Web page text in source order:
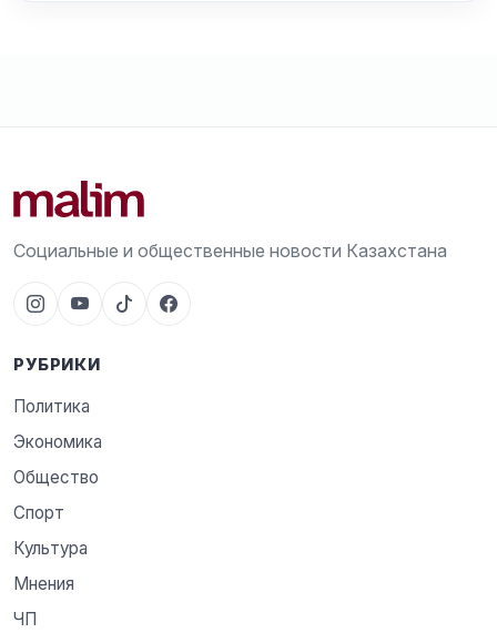
Социальные и общественные новости Казахстана
РУБРИКИ
Политика
Экономика
Общество
Спорт
Культура
Мнения
ЧП